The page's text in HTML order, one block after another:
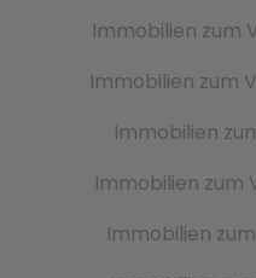
Immobilien zum
Immobilien zum
Immobilien
Immobilien zum
Immobilien